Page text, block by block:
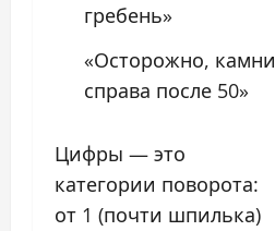
гребень»
«Осторожно, камни
справа после 50»
Цифры — это
категории поворота:
от 1 (почти шпилька)